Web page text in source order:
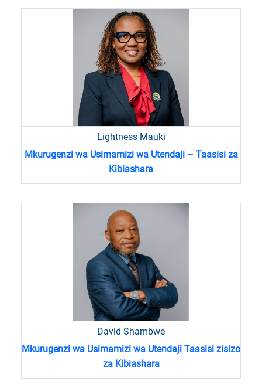
Lightness Mauki
Mkurugenzi wa Usimamizi wa Utendaji – Taasisi za
Kibiashara
David Shambwe
Mkurugenzi wa Usimamizi wa Utendaji Taasisi zisizo
za Kibiashara